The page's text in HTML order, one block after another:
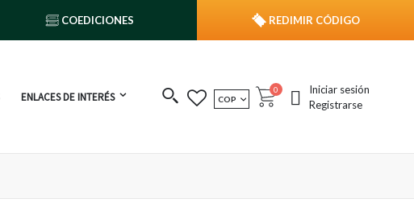
COEDICIONES REDIMIR CÓDIGO
ENLACES DE INTERÉS MONEDA
COP Cart
0 publicacionesIniciar sesión
Registrarse